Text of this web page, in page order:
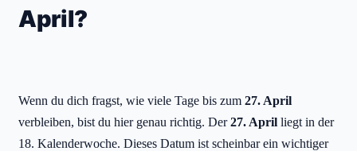
April?
Wenn du dich fragst, wie viele Tage bis zum 27. April
verbleiben, bist du hier genau richtig. Der27. April liegt in der
18. Kalenderwoche. Dieses Datum ist scheinbar ein wichtiger